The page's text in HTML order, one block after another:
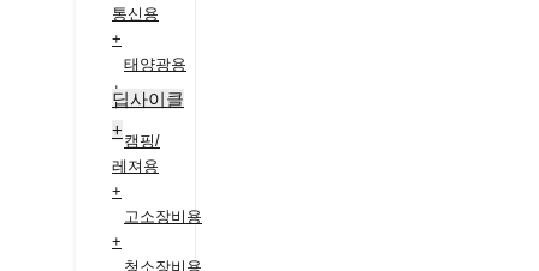
통신용
+
태양광용
+
딥사이클
+
캠핑/
레져용
+
고소장비용
+
청소장비용